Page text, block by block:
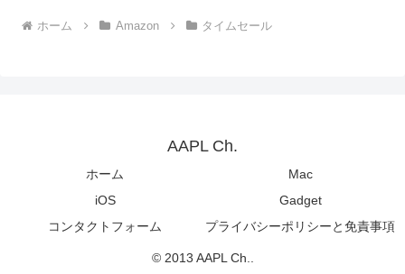
ホーム Amazon タイムセール
AAPL Ch.
ホーム
Mac
iOS
Gadget
コンタクトフォーム
プライバシーポリシーと免責事項
© 2013 AAPL Ch..